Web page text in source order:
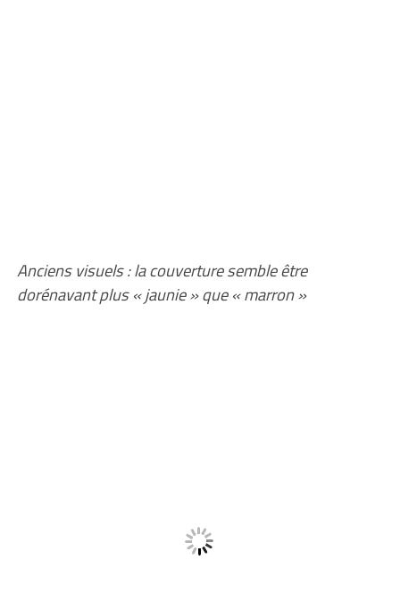
Anciens visuels : la couverture semble être
dorénavant plus « jaunie » que « marron »